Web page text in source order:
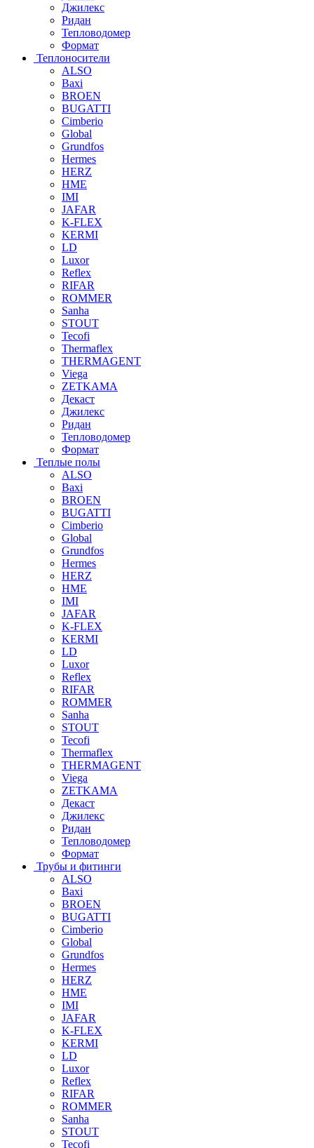
Джилекс
Ридан
Тепловодомер
Формат
Теплоносители
ALSO
Baxi
BROEN
BUGATTI
Cimberio
Global
Grundfos
Hermes
HERZ
HME
IMI
JAFAR
K-FLEX
KERMI
LD
Luxor
Reflex
RIFAR
ROMMER
Sanha
STOUT
Tecofi
Thermaflex
THERMAGENT
Viega
ZETKAMA
Декаст
Джилекс
Ридан
Тепловодомер
Формат
Теплые полы
ALSO
Baxi
BROEN
BUGATTI
Cimberio
Global
Grundfos
Hermes
HERZ
HME
IMI
JAFAR
K-FLEX
KERMI
LD
Luxor
Reflex
RIFAR
ROMMER
Sanha
STOUT
Tecofi
Thermaflex
THERMAGENT
Viega
ZETKAMA
Декаст
Джилекс
Ридан
Тепловодомер
Формат
Трубы и фитинги
ALSO
Baxi
BROEN
BUGATTI
Cimberio
Global
Grundfos
Hermes
HERZ
HME
IMI
JAFAR
K-FLEX
KERMI
LD
Luxor
Reflex
RIFAR
ROMMER
Sanha
STOUT
Tecofi